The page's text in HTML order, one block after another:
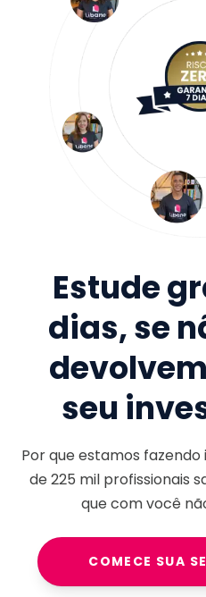
Estude
dias, se
seu
Por que estamos
de225 milprofissionais
que com você
COMECE SUA